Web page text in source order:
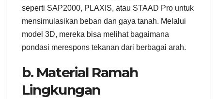
seperti SAP2000, PLAXIS, atau STAAD Pro untuk
mensimulasikan beban dan gaya tanah. Melalui
model 3D, mereka bisa melihat bagaimana
pondasi merespons tekanan dari berbagai arah.
b. Material Ramah
Lingkungan